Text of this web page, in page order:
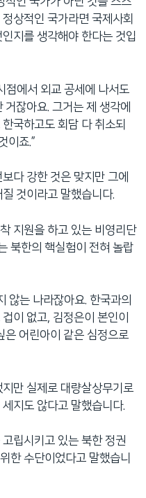
상적인 국가라면 국제사회
지를 생각해야 한다는 것입
점에서 외교 공세에 나서도
잖아요. 그거는 제 생각에
국하고도 회담 다 취소되
이죠.”
다 강한 것은 맞지만 그에
것이라고 말했습니다.
지원을 하고 있는 비영리단
북한의 핵실험이 전혀 놀랍
않는 나라잖아요. 한국과의
이 없고, 김정은이 본인이
은 어린아이 같은 심정으로
만 실제로 대량살상무기로
지도 않다고 말했습니다.
립시키고 있는 북한 정권
한 수단이었다고 말했습니